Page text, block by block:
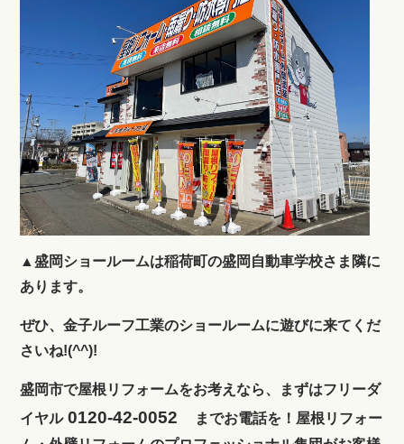
▲盛岡ショールームは稲荷町の盛岡自動車学校さま隣に
あります。
ぜひ、金子ルーフ工業のショールームに遊びに来てくだ
さいね!(^^)!
盛岡市で屋根リフォームをお考えなら、まずはフリーダ
イヤル0120-42-0052
までお電話を！屋根リフォー